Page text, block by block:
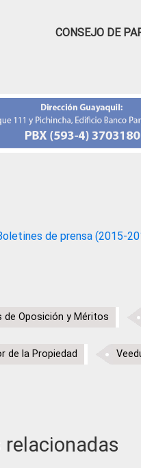
CONSEJO DE
de prensa (2015-
de Oposición y Méritos
de la Propiedad